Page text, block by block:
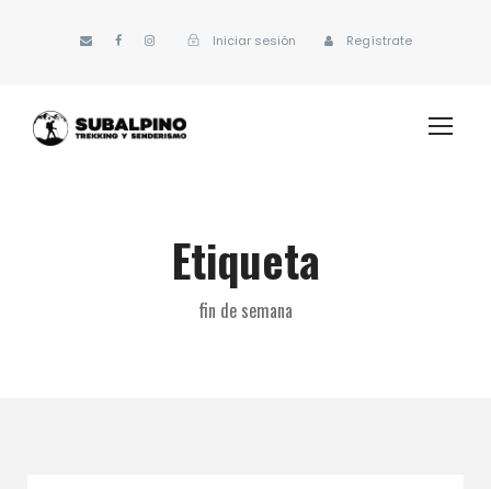
Iniciar sesión Regístrate
Etiqueta
fin de semana